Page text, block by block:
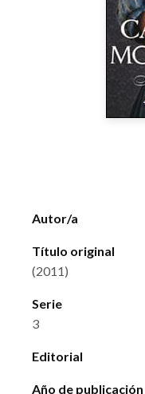
Autor/a
Título original
(2011)
Serie
3
Editorial
Año de publicación